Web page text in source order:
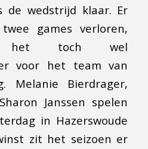
de wedstrijd klaar. Er
games verloren,
het toch wel
voor het team van
Melanie Bierdrager,
Janssen spelen
in Hazerswoude
zit het seizoen er